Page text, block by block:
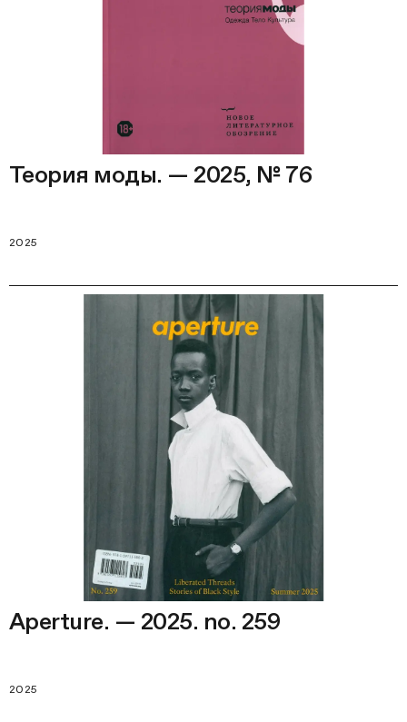
Теория моды. — 2025, № 76
2025
Aperture. — 2025. no. 259
2025